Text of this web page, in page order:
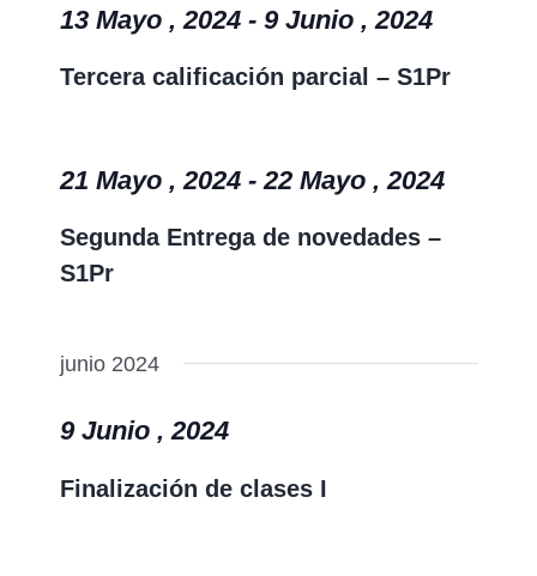
Tercera calificación parcial – S1Pr
13 Mayo , 2024- 9 Junio , 2024
Segunda Entrega de novedades –
S1Pr
21 Mayo , 2024-22 Mayo , 2024
junio 2024
Finalización de clases I
9 Junio , 2024